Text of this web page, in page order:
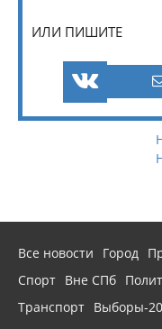
ИЛИ ПИШИТЕ
Все новости Город
Спорт Вне СПб
Транспорт Выборы-